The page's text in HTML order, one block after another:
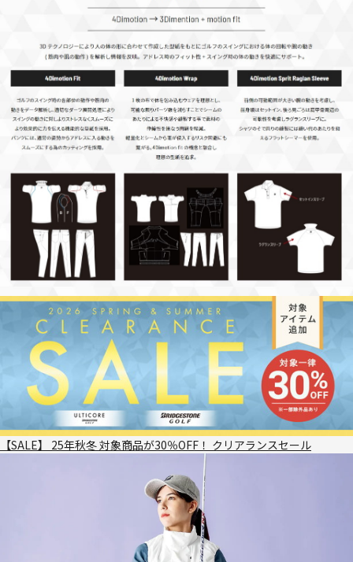
【SALE】 25年秋冬 対象商品が30％OFF！ クリアランスセール